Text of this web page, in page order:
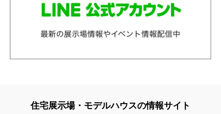
住宅展示場・モデルハウスの情報サイト